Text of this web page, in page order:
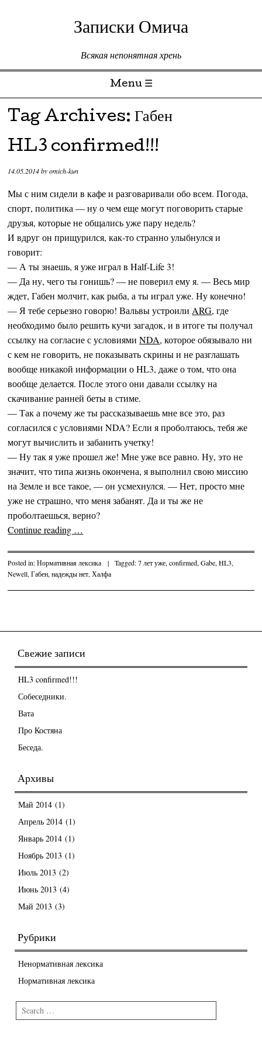
Записки Омича
Всякая непонятная хрень
Menu ☰
Skip to content
Tag Archives:Габен
HL3 confirmed!!!
14.05.2014byomich-kun
Мы с ним сидели в кафе и разговаривали обо всем. Погода,
спорт, политика — ну о чем еще могут поговорить старые
друзья, которые не общались уже пару недель?
И вдруг он прищурился, как-то странно улыбнулся и
говорит:
— А ты знаешь, я уже играл в Half-Life 3!
— Да ну, чего ты гонишь? — не поверил ему я. — Весь мир
ждет, Габен молчит, как рыба, а ты играл уже. Ну конечно!
— Я тебе серьезно говорю! Вальвы устроилиARG, где
необходимо было решить кучи загадок, и в итоге ты получал
ссылку на согласие с условиямиNDA, которое обязывало ни
с кем не говорить, не показывать скрины и не разглашать
вообще никакой информации о HL3, даже о том, что она
вообще делается. После этого они давали ссылку на
скачивание ранней беты в стиме.
— Так а почему же ты рассказываешь мне все это, раз
согласился с условиями NDA? Если я проболтаюсь, тебя же
могут вычислить и забанить учетку!
— Ну так я уже прошел же! Мне уже все равно. Ну, это не
значит, что типа жизнь окончена, я выполнил свою миссию
на Земле и все такое, — он усмехнулся. — Нет, просто мне
уже не страшно, что меня забанят. Да и ты же не
проболтаешься, верно?
Continue reading …
Posted in:Нормативная лексика | Tagged:7 лет уже,confirmed,Gabe,HL3,
Newell,Габен,надежды нет,Халфа
Свежие записи
HL3 confirmed!!!
Собеседники.
Вата
Про Костяна
Беседа.
Архивы
Май 2014(1)
Апрель 2014(1)
Январь 2014(1)
Ноябрь 2013 (1)
Июль 2013 (2)
Июнь 2013 (4)
Май 2013 (3)
Рубрики
Ненормативная лексика
Нормативная лексика
Search